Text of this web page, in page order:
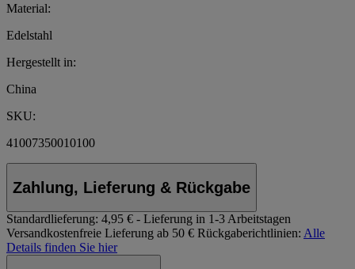
Material:
Edelstahl
Hergestellt in:
China
SKU:
41007350010100
Zahlung, Lieferung & Rückgabe
Standardlieferung: 4,95 € - Lieferung in 1-3 Arbeitstagen
Versandkostenfreie Lieferung ab 50 € Rückgaberichtlinien: Alle
Details finden Sie hier